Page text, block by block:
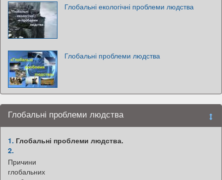
Глобальні екологічні проблеми людства
Глобальні проблеми людства
Глобальні проблеми людства
1. Глобальні проблеми людства.
2.
Причини
глобальних